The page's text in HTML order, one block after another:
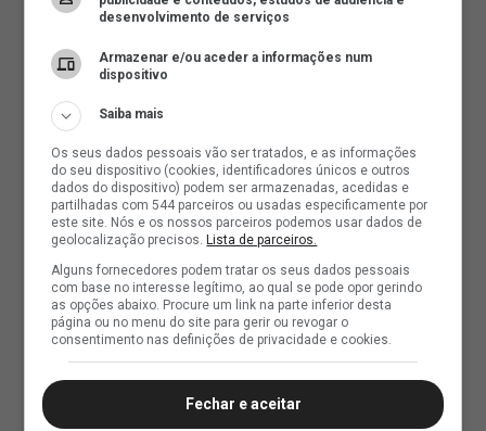
desenvolvimento de serviços
Armazenar e/ou aceder a informações num
dispositivo
Saiba mais
Os seus dados pessoais vão ser tratados, e as informações
do seu dispositivo (cookies, identificadores únicos e outros
dados do dispositivo) podem ser armazenadas, acedidas e
partilhadas com 544 parceiros ou usadas especificamente por
este site. Nós e os nossos parceiros podemos usar dados de
geolocalização precisos. Lista de parceiros.
Alguns fornecedores podem tratar os seus dados pessoais
com base no interesse legítimo, ao qual se pode opor gerindo
as opções abaixo. Procure um link na parte inferior desta
página ou no menu do site para gerir ou revogar o
consentimento nas definições de privacidade e cookies.
Fechar e aceitar